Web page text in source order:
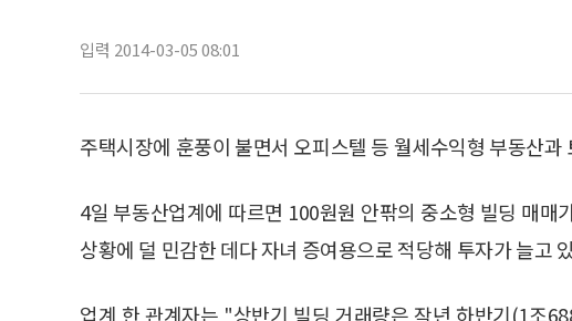
입력 2014-03-05 08:01
주택시장에 훈풍이 불면서 오피스텔 등 월세수익형 부동산
4일 부동산업계에 따르면 100원원 안팎의 중소형 빌딩 매매
상황에 덜 민감한 데다 자녀 증여용으로 적당해 투자가 늘고
업계 한 관계자는 "상반기 빌딩 거래량은 작년 하반기(1조